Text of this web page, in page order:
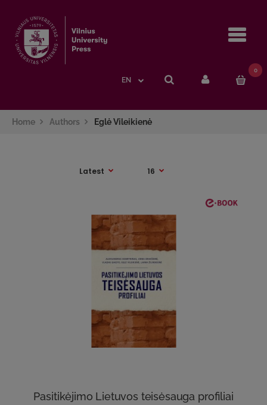
EN
0
Home Authors Eglė Vileikienė
Pasitikėjimo Lietuvos teisėsauga profiliai